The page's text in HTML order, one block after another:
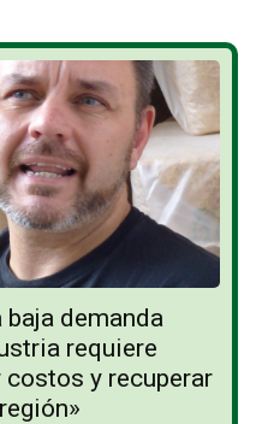
baja demanda
requiere
y recuperar